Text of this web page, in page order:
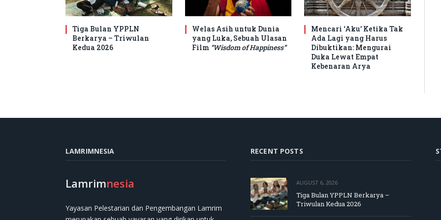
Tiga Bulan YPPLN
Berkarya – Triwulan
Kedua 2026
Welas Asih untuk Dunia
yang Luka, Sebuah Ulasan
Film “Wisdom of Happiness”
Mencari ‘Aku’ Ketika Tak
Ada Lagi yang Harus
Dibuktikan: Mengurai
Duka Lewat Empat
Kebenaran Arya
LAMRIMNESIA
Lamrimnesia
Yayasan Pelestarian dan Pengembangan Lamrim
RECENT POSTS
AUGUST 6, 2026
Tiga Bulan YPPLN Berkarya –
Triwulan Kedua 2026